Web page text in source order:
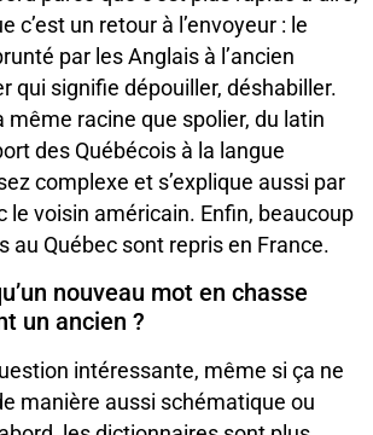
c’est un retour à l’envoyeur : le
par les Anglais à l’ancien
qui signifie dépouiller, déshabiller.
même racine que spolier, du latin
des Québécois à la langue
complexe et s’explique aussi par
le voisin américain. Enfin, beaucoup
au Québec sont repris en France.
nouveau mot en chasse
un ancien ?
intéressante, même si ça ne
manière aussi schématique ou